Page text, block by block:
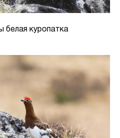
белая куропатка